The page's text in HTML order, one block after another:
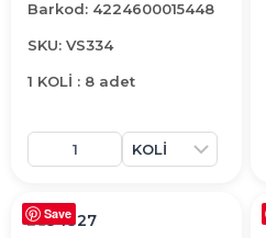
Barkod: 4224600015448
SKU: VS334
1 KOLİ : 8 adet
Save